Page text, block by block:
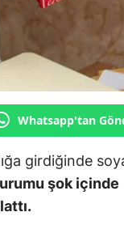
Whatsapp'tan
girdiğinde
şok içinde